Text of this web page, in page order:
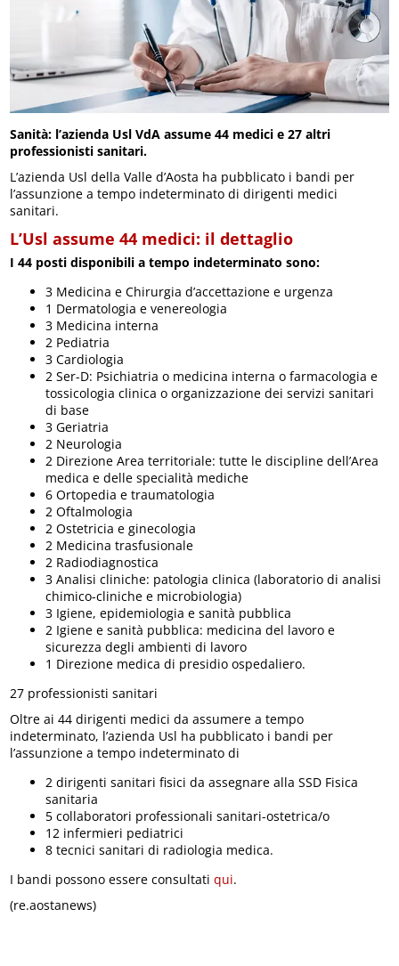
Sanità: l’azienda Usl VdA assume 44 medici e 27 altri
professionisti sanitari.
L’azienda Usl della Valle d’Aosta ha pubblicato i bandi per
l’assunzione a tempo indeterminato di dirigenti medici
sanitari.
L’Usl assume 44 medici: il dettaglio
I 44 posti disponibili a tempo indeterminato sono:
3 Medicina e Chirurgia d’accettazione e urgenza
1 Dermatologia e venereologia
3 Medicina interna
2 Pediatria
3 Cardiologia
2 Ser-D: Psichiatria o medicina interna o farmacologia e
tossicologia clinica o organizzazione dei servizi sanitari
di base
3 Geriatria
2 Neurologia
2 Direzione Area territoriale: tutte le discipline dell’Area
medica e delle specialità mediche
6 Ortopedia e traumatologia
2 Oftalmologia
2 Ostetricia e ginecologia
2 Medicina trasfusionale
2 Radiodiagnostica
3 Analisi cliniche: patologia clinica (laboratorio di analisi
chimico-cliniche e microbiologia)
3 Igiene, epidemiologia e sanità pubblica
2 Igiene e sanità pubblica: medicina del lavoro e
sicurezza degli ambienti di lavoro
1 Direzione medica di presidio ospedaliero.
27 professionisti sanitari
Oltre ai 44 dirigenti medici da assumere a tempo
indeterminato, l’azienda Usl ha pubblicato i bandi per
l’assunzione a tempo indeterminato di
2 dirigenti sanitari fisici da assegnare alla SSD Fisica
sanitaria
5 collaboratori professionali sanitari-ostetrica/o
12 infermieri pediatrici
8 tecnici sanitari di radiologia medica.
I bandi possono essere consultatiqui.
(re.aostanews)